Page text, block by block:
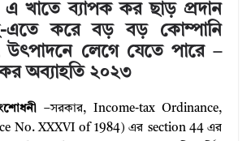
খাতে ব্যাপক কর ছাড় প্রদান
এতে করে বড় বড় কোম্পানি
উৎপাদনে লেগে যেতে পারে –
কর অব্যাহতি ২০২৩
–সরকার, Income-tax Ordinance,
No. XXXVI of 1984) এর section 44 এর